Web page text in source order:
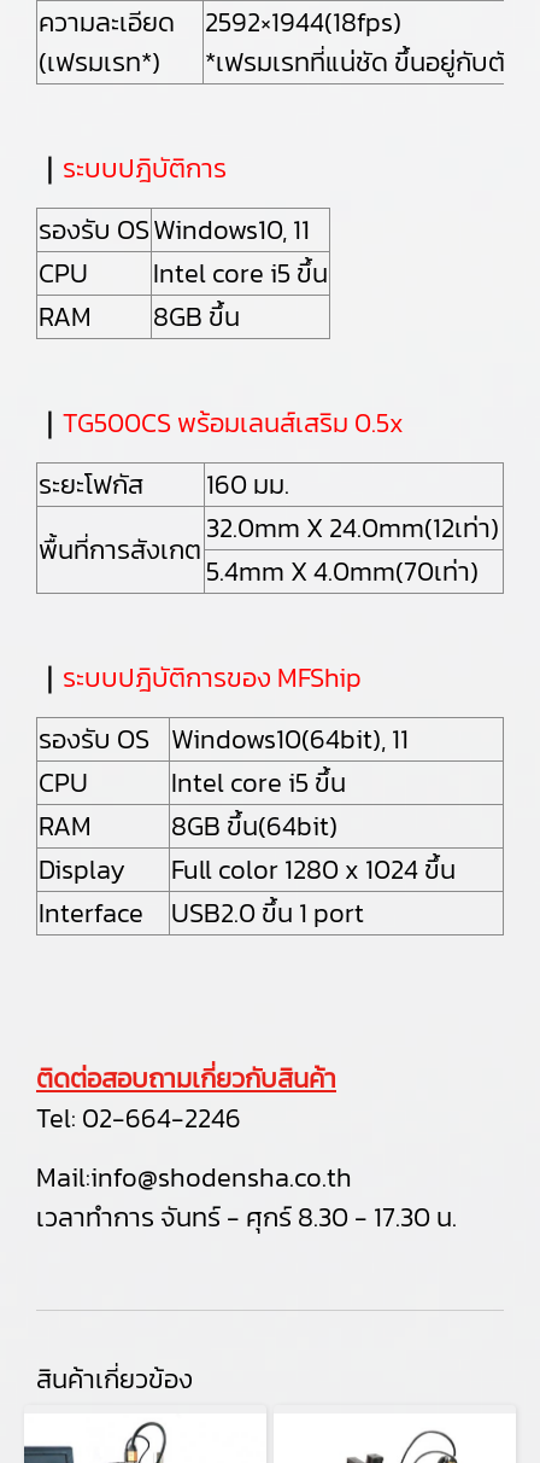
ความละเอียด
(เฟรมเรท*)
2592×1944(18fps)
*เฟรมเรทที่แน่ชัด ขึ้นอยู่กับตัวส
｜ ระบบปฎิบัติการ
รองรับ OSWindows10, 11
CPU
Intel core i5 ขึ้น
RAM
8GB ขึ้น
｜ TG500CS พร้อมเลนส์เสริม 0.5x
ระยะโฟกัส
160 มม.
พื้นที่การสังเกต
32.0mm X 24.0mm(12เท่า)
5.4mm X 4.0mm(70เท่า)
｜ ระบบปฎิบัติการของ MFShip
รองรับ OS
Windows10(64bit), 11
CPU
Intel core i5 ขึ้น
RAM
8GB ขึ้น(64bit)
Display
Full color 1280 x 1024 ขึ้น
Interface
USB2.0 ขึ้น 1 port
ติดต่อสอบถามเกี่ยวกับสินค้า
Tel: 02-664-2246
Mail:info@shodensha.co.th
เวลาทำการ จันทร์ - ศุกร์ 8.30 - 17.30 น.
สินค้าเกี่ยวข้อง